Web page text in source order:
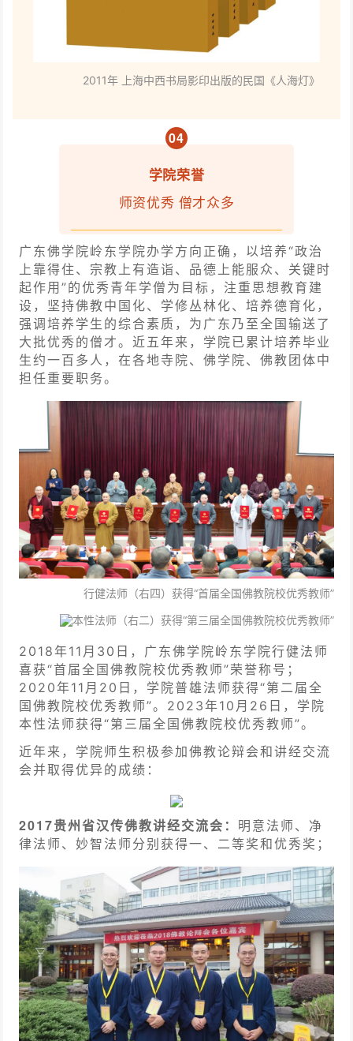
2011年 上海中西书局影印出版的民国《人海灯》
04
学院荣誉
师资优秀 僧才众多
广东佛学院岭东学院办学方向正确，以培养“政治
上靠得住、宗教上有造诣、品德上能服众、关键时
起作用”的优秀青年学僧为目标，注重思想教育建
设，坚持佛教中国化、学修丛林化、培养德育化，
强调培养学生的综合素质，为广东乃至全国输送了
大批优秀的僧才。近五年来，学院已累计培养毕业
生约一百多人，在各地寺院、佛学院、佛教团体中
担任重要职务。
行健法师（右四）获得“首届全国佛教院校优秀教师”
本性法师（右二）获得“第三届全国佛教院校优秀教师”
2018年11月30日，广东佛学院岭东学院行健法师
喜获“首届全国佛教院校优秀教师”荣誉称号；
2020年11月20日，学院普雄法师获得“第二届全
国佛教院校优秀教师”。2023年10月26日，学院
本性法师获得“第三届全国佛教院校优秀教师”。
近年来，学院师生积极参加佛教论辩会和讲经交流
会并取得优异的成绩：
2017贵州省汉传佛教讲经交流会： 明意法师、净
律法师、妙智法师分别获得一、二等奖和优秀奖；